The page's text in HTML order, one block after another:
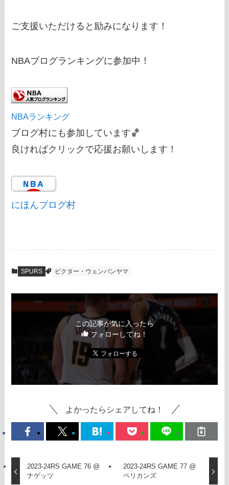
ご支援いただけると励みになります！
NBAブログランキングに参加中！
NBAランキング
ブログ村にも参加しています🏀
良ければクリックで応援お願いします！
にほんブログ村
SPURS ビクター・ウェンバンヤマ
この記事が気に入ったら
フォローしてね！
よかったらシェアしてね！
2023-24RS GAME 76 @
ナゲッツ
2023-24RS GAME 77 @
ペリカンズ